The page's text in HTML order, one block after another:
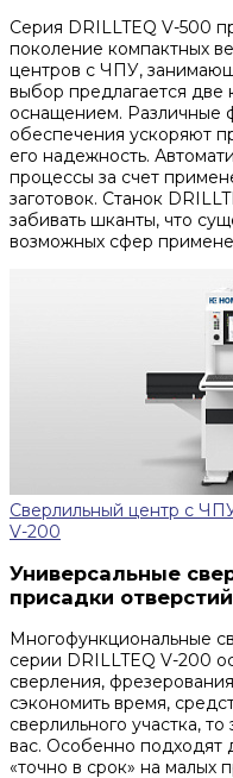
Серия DRILLTEQ V-500
поколение компактных
центров с ЧПУ,
выбор предлагается
оснащением. Различные
обеспечения ускоряют
его надежность.
процессы за счет
заготовок. Станок
забивать шканты, что
возможных сфер
Сверлильный центр с
V-200
Универсальные
присадки
Многофункциональные
серии DRILLTEQ V-200
сверления,
сэкономить время,
сверлильного участка,
вас. Особенно подходят
«точно в срок» на малых